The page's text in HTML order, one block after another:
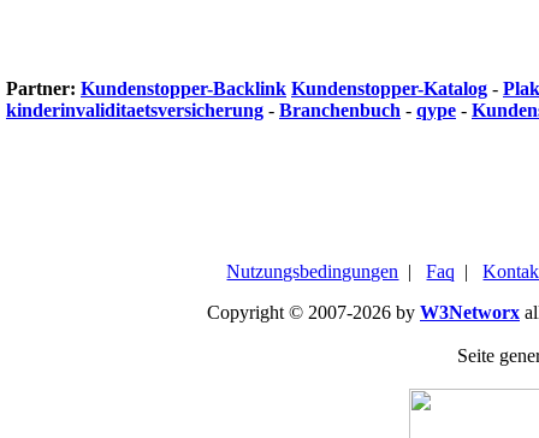
Partner: Kundenstopper-Backlink Kundenstopper-Katalog -
kinderinvaliditaetsversicherung - Branchenbuch - qype -
Nutzungsbedingungen |Faq |
Copyright © 2007-2026 by W3Networx
Seite